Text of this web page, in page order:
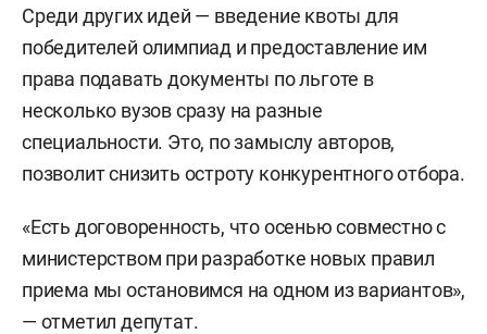
Среди других идей — введение квоты для
победителей олимпиад и предоставление им
права подавать документы по льготе в
несколько вузов сразу на разные
специальности. Это, по замыслу авторов,
позволит снизить остроту конкурентного отбора.
«Есть договоренность, что осенью совместно с
министерством при разработке новых правил
приема мы остановимся на одном из вариантов»,
— отметил депутат.